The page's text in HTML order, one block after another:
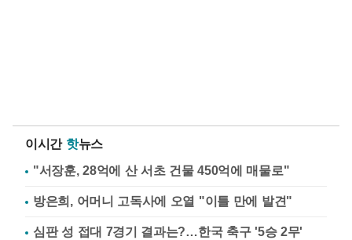
이시간 핫뉴스
"서장훈, 28억에 산 서초 건물 450억에 매물로"
방은희, 어머니 고독사에 오열 "이틀 만에 발견"
심판 성 접대 7경기 결과는?…한국 축구 '5승 2무'